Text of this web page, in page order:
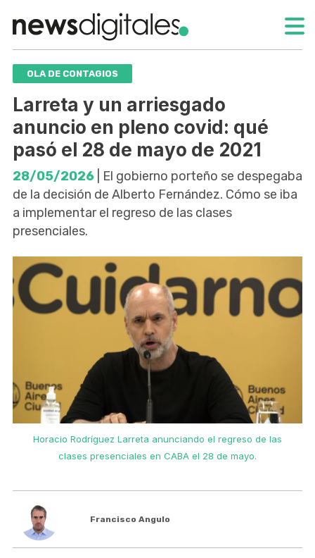
OLA DE CONTAGIOS
Larreta y un arriesgado
anuncio en pleno covid: qué
pasó el 28 de mayo de 2021
28/05/2026 | El gobierno porteño se despegaba
de la decisión de Alberto Fernández. Cómo se iba
a implementar el regreso de las clases
presenciales.
Horacio Rodríguez Larreta anunciando el regreso de las
clases presenciales en CABA el 28 de mayo.
Francisco Angulo